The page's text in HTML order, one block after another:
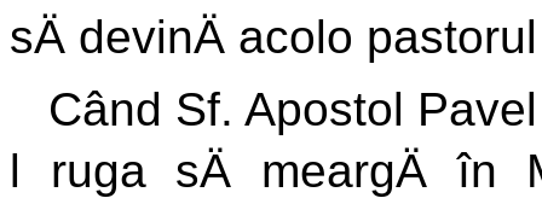
sÄ devinÄ acolo
Când Sf. Apostol
l ruga sÄ meargÄ în